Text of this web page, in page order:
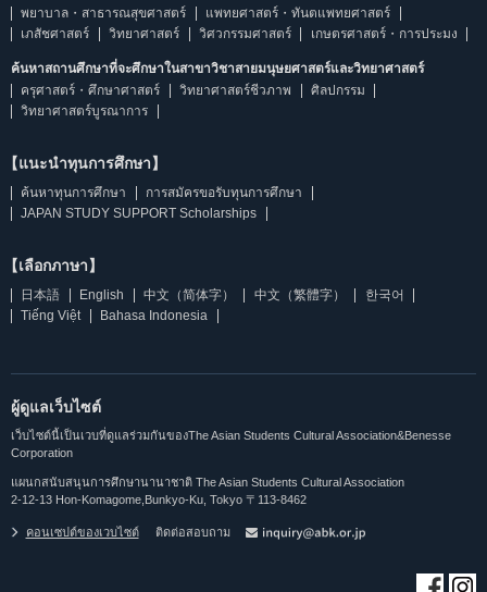
พยาบาล・สาธารณสุขศาสตร์
แพทยศาสตร์・ทันตแพทยศาสตร์
เภสัชศาสตร์
วิทยาศาสตร์ วิศวกรรมศาสตร์ เกษตรศาสตร์・การประมง
ค้นหาสถานศึกษาที่จะศึกษาในสาขาวิชาสายมนุษยศาสตร์และวิทยาศาสตร์
ครุศาสตร์・ศึกษาศาสตร์
วิทยาศาสตร์ชีวภาพ
ศิลปกรรม
วิทยาศาสตร์บูรณาการ
【แนะนำทุนการศึกษา】
ค้นหาทุนการศึกษา
การสมัครขอรับทุนการศึกษา
JAPAN STUDY SUPPORT Scholarships
【เลือกภาษา】
日本語 English 中文（简体字） 中文（繁體字）
한국어
Tiếng Việt
Bahasa Indonesia
ผู้ดูแลเว็บไซต์
เว็บไซต์นี้เป็นเวบที่ดูแลร่วมกันของThe Asian Students Cultural Association&Benesse
Corporation
แผนกสนับสนุนการศึกษานานาชาติ The Asian Students Cultural Association
2-12-13 Hon-Komagome,Bunkyo-Ku, Tokyo 〒113-8462
คอนเซปต์ของเวบไซต์ ติดต่อสอบถาม